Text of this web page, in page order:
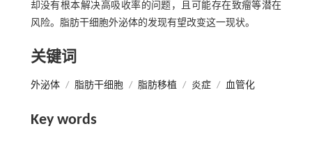
却没有根本解决高吸收率的问题，且可能存在致瘤等潜在
风险。脂肪干细胞外泌体的发现有望改变这一现状。
关键词
外泌体 / 脂肪干细胞 / 脂肪移植 / 炎症 / 血管化
Key words